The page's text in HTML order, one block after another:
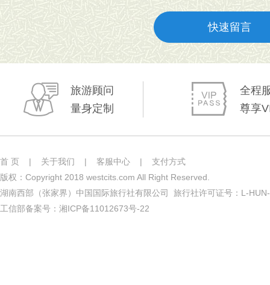
快速留言
旅游顾问
量身定制
全程
尊享
首 页 | 关于我们 | 客服中心 | 支付方式
版权：Copyright 2018 westcits.com All Right Reserved.
湖南西部（张家界）中国国际旅行社有限公司 旅行社许可证号：L-
工信部备案号： 湘ICP备11012673号-22